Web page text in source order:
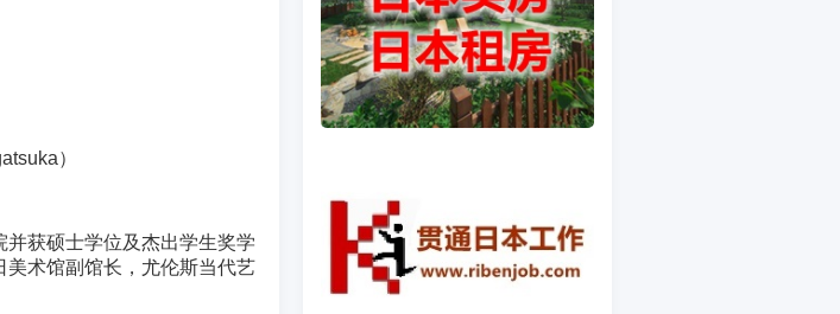
）
获硕士学位及杰出学生奖学
术馆副馆长，尤伦斯当代艺